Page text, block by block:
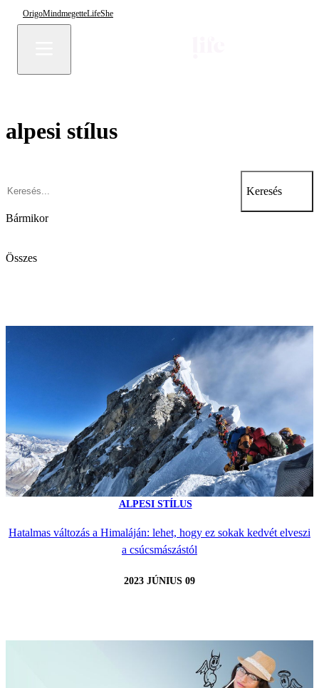
OrigoMindmegetteLifeShe
alpesi stílus
Keresés
Bármikor
Összes
ALPESI STÍLUS
Hatalmas változás a Himaláján: lehet, hogy ez sokak kedvét elveszi
a csúcsmászástól
2023 JÚNIUS 09